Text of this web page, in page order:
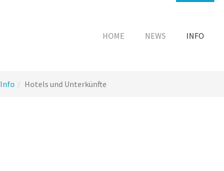
HOME NEWS INFO
Info Hotels und Unterkünfte